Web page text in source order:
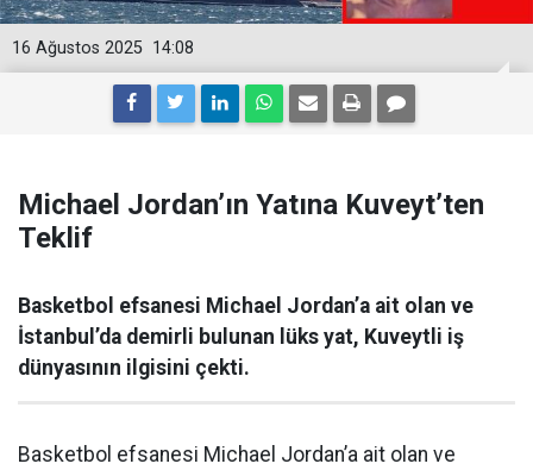
14:08
16 Ağustos 2025
Michael Jordan’ın Yatına Kuveyt’ten
Teklif
Basketbol efsanesi Michael Jordan’a ait olan ve
İstanbul’da demirli bulunan lüks yat, Kuveytli iş
dünyasının ilgisini çekti.
Basketbol efsanesi Michael Jordan’a ait olan ve